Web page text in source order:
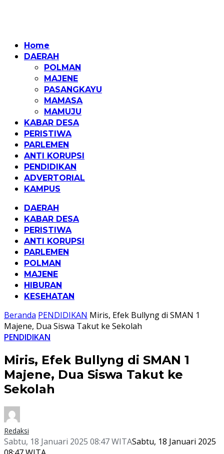
Home
DAERAH
POLMAN
MAJENE
PASANGKAYU
MAMASA
MAMUJU
KABAR DESA
PERISTIWA
PARLEMEN
ANTI KORUPSI
PENDIDIKAN
ADVERTORIAL
KAMPUS
DAERAH
KABAR DESA
PERISTIWA
ANTI KORUPSI
PARLEMEN
POLMAN
MAJENE
HIBURAN
KESEHATAN
Beranda PENDIDIKAN Miris, Efek Bullyng di SMAN 1
Majene, Dua Siswa Takut ke Sekolah
PENDIDIKAN
Miris, Efek Bullyng di SMAN 1
Majene, Dua Siswa Takut ke
Sekolah
Redaksi
Sabtu, 18 Januari 2025 08:47 WITASabtu, 18 Januari 2025